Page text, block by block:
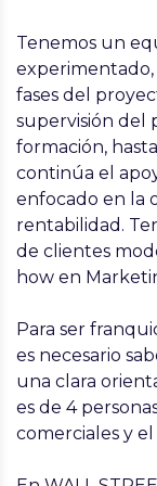
Tenemos un
fases del
supervisión del
formación,
continúa el
enfocado en la
rentabilidad.
de clientes
how en
Para ser
es necesario
una clara
es de 4
comerciales y